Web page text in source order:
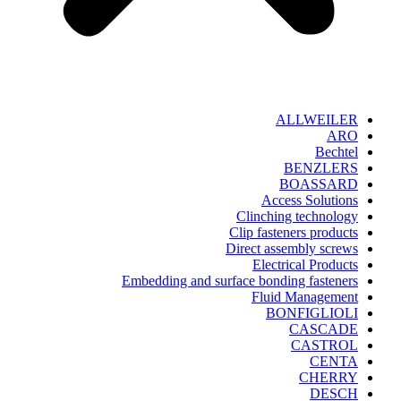
ALLWEILER
ARO
Bechtel
BENZLERS
BOASSARD
Access Solutions
Clinching technology
Clip fasteners products
Direct assembly screws
Electrical Products
Embedding and surface bonding fasteners
Fluid Management
BONFIGLIOLI
CASCADE
CASTROL
CENTA
CHERRY
DESCH